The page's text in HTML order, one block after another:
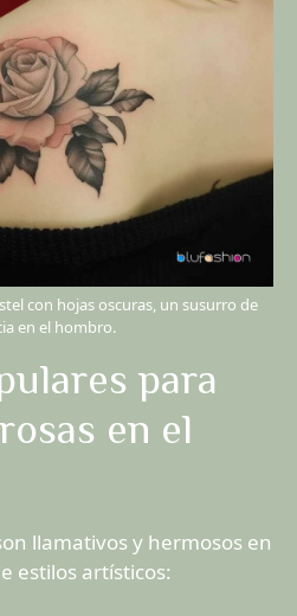
con hojas oscuras, un susurro de
en el hombro.
para
en el
llamativos y hermosos en
estilos artísticos: